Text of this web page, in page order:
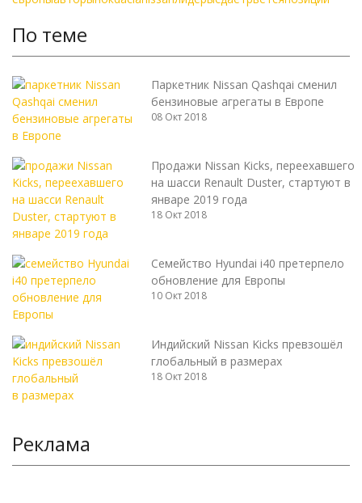
По теме
Паркетник Nissan Qashqai сменил
бензиновые агрегаты в Европе
08 Окт 2018
Продажи Nissan Kicks, переехавшего
на шасси Renault Duster, стартуют в
январе 2019 года
18 Окт 2018
Семейство Hyundai i40 претерпело
обновление для Европы
10 Окт 2018
Индийский Nissan Kicks превзошёл
глобальный в размерах
18 Окт 2018
Реклама